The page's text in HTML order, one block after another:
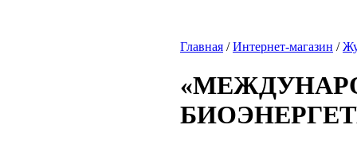
Главная /Интернет-магазин /